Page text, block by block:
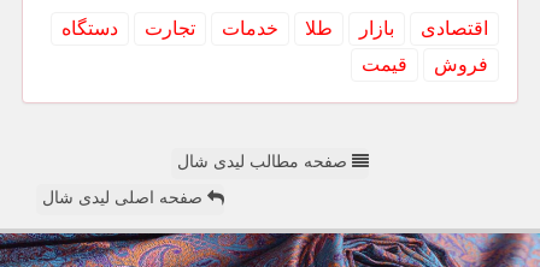
اقتصادی بازار طلا خدمات تجارت
دستگاه
فروش
قیمت
صفحه مطالب لیدی شال
صفحه اصلی لیدی شال